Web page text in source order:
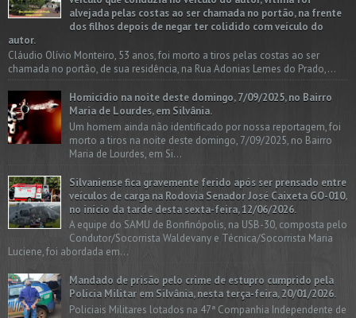
alvejada pelas costas ao ser chamada no portão, na frente
dos filhos depois de negar ter colidido com veículo do
autor.
Cláudio Olívio Monteiro, 53 anos, foi morto a tiros pelas costas ao ser
chamada no portão, de sua residência, na Rua Adonias Lemes do Prado,...
Homicídio na noite deste domingo, 7/09/2025, no Bairro
Maria de Lourdes, em Silvânia.
Um homem ainda não identificado por nossa reportagem, foi
morto a tiros na noite deste domingo, 7/09/2025, no Bairro
Maria de Lourdes, em Si...
Silvaniense fica gravemente ferido após ser prensado entre
veículos de carga na Rodovia Senador José Caixeta GO-010,
no início da tarde desta sexta-feira, 12/06/2026.
A equipe do SAMU de Bonfinópolis, na USB-30, composta pelo
Condutor/Socorrista Waldevany e Técnica/Socorrista Maria
Luciene, foi abordada em...
Mandado de prisão pelo crime de estupro cumprido pela
Polícia Militar em Silvânia, nesta terça-feira, 20/01/2026.
Policiais Militares lotados na 47ª Companhia Independente de